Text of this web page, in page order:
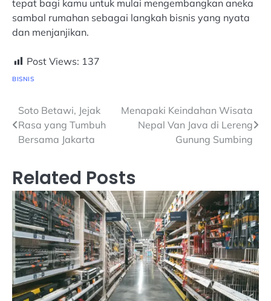
tepat bagi kamu untuk mulai mengembangkan aneka
sambal rumahan sebagai langkah bisnis yang nyata
dan menjanjikan.
Post Views: 137
BISNIS
Navigasi
pos
Soto Betawi, Jejak
Rasa yang Tumbuh
Bersama Jakarta
Menapaki Keindahan Wisata
Nepal Van Java di Lereng
Gunung Sumbing
Related Posts